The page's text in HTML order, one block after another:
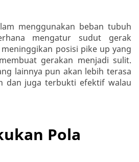
menggunakan beban tubuh
mengatur sudut gerak
posisi pike up yang
gerakan menjadi sulit.
lainnya pun akan lebih terasa
dan juga terbukti efektif walau
Pola